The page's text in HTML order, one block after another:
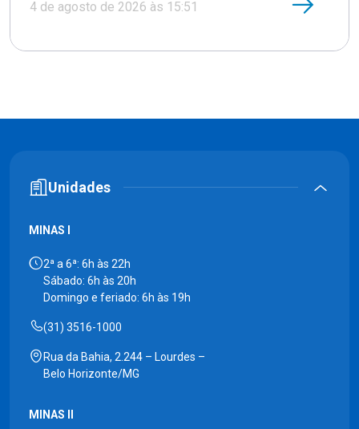
4 de agosto de 2026 às 15:51
Unidades
MINAS I
2ª a 6ª: 6h às 22h
Sábado: 6h às 20h
Domingo e feriado: 6h às 19h
(31) 3516-1000
Rua da Bahia, 2.244 – Lourdes –
Belo Horizonte/MG
MINAS II